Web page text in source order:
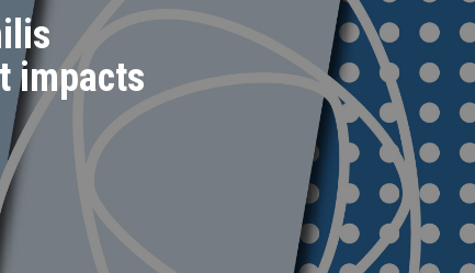
impacts